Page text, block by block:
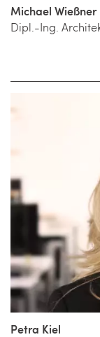
Michael Wießner
Dipl.-Ing.
Petra Kiel